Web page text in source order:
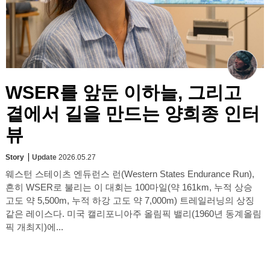
WSER를 앞둔 이하늘, 그리고
곁에서 길을 만드는 양희종 인터
뷰
Story Update 2026.05.27
웨스턴 스테이츠 엔듀런스 런(Western States Endurance Run),
흔히 WSER로 불리는 이 대회는 100마일(약 161km, 누적 상승
고도 약 5,500m, 누적 하강 고도 약 7,000m) 트레일러닝의 상징
같은 레이스다. 미국 캘리포니아주 올림픽 밸리(1960년 동계올림
픽 개최지)에...